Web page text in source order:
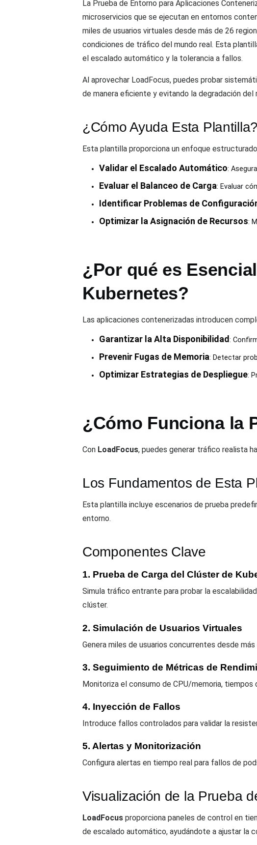
La Prueba de Entorno para Aplicaciones
microservicios que se ejecutan en entornos
miles de usuarios virtuales desde más de 26
condiciones de tráfico del mundo real. Esta
el escalado automático y la tolerancia a fallos.
Al aprovechar LoadFocus, puedes probar
de manera eficiente y evitando la degradación del
¿Cómo Ayuda Esta Plantilla?
Esta plantilla proporciona un enfoque
Validar el Escalado Automático:
Evaluar el Balanceo de Carga: Evaluar
Identificar Problemas de
Optimizar la Asignación de Recursos:
¿Por qué es
Kubernetes?
Las aplicaciones contenerizadas introducen
Garantizar la Alta Disponibilidad :
Prevenir Fugas de Memoria: Detectar
Optimizar Estrategias de Despliegue:
¿Cómo Funciona la
Con LoadFocus, puedes generar tráfico realista
Los Fundamentos de Esta
Esta plantilla incluye escenarios de prueba
entorno.
Componentes Clave
1. Prueba de Carga del Clúster de
Simula tráfico entrante para probar la
clúster.
2. Simulación de Usuarios Virtuales
Genera miles de usuarios concurrentes desde
3. Seguimiento de Métricas de
Monitoriza el consumo de CPU/memoria,
4. Inyección de Fallos
Introduce fallos controlados para validar la
5. Alertas y Monitorización
Configura alertas en tiempo real para fallos de
Visualización de la Prueba
LoadFocus proporciona paneles de control en
de escalado automático, ayudándote a ajustar la